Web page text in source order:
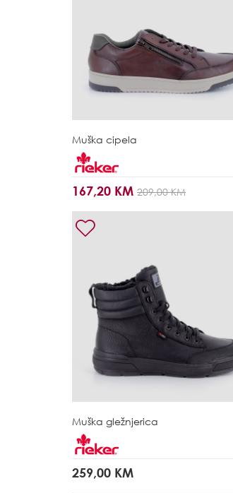
Muška cipela
167,20 KM 209,00 KM
Muška gležnjerica
259,00 KM